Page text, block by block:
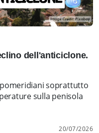
dell'anticiclone.
soprattutto
sulla penisola
20/07/2026